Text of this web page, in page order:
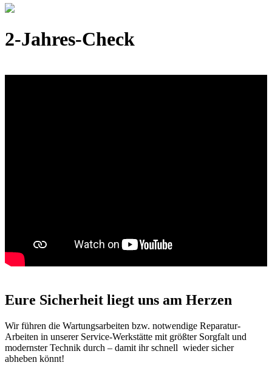
2-Jahres-Check
Eure Sicherheit liegt uns am Herzen
Wir führen die Wartungsarbeiten bzw. notwendige Reparatur-
Arbeiten in unserer Service-Werkstätte mit größter Sorgfalt und
modernster Technik durch – damit ihr schnell wieder sicher
abheben könnt!